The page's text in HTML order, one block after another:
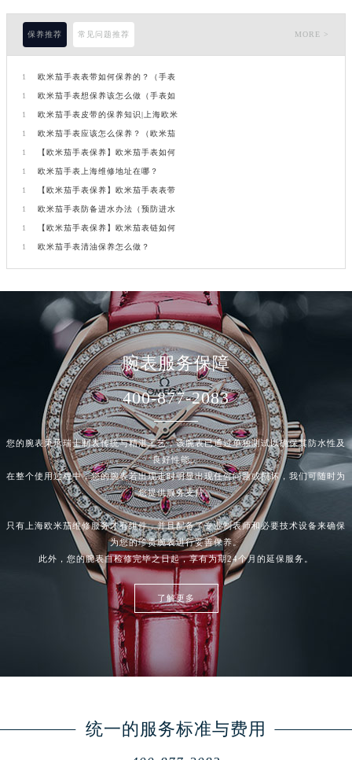
保养推荐 常见问题推荐 MORE >
1 欧米茄手表表带如何保养的？（手表
1 欧米茄手表想保养该怎么做（手表如
1 欧米茄手表皮带的保养知识|上海欧米
1 欧米茄手表应该怎么保养？（欧米茄
1 【欧米茄手表保养】欧米茄手表如何
1 欧米茄手表上海维修地址在哪？
1 【欧米茄手表保养】欧米茄手表表带
1 欧米茄手表防备进水办法（预防进水
1 【欧米茄手表保养】欧米茄表链如何
1 欧米茄手表清油保养怎么做？
腕表服务保障
400-877-2083
您的腕表秉承瑞士制表传统与精湛工艺，该腕表已通过单独测试以确保其防水性及
良好性能。
在整个使用过程中，您的腕表若出现走时明显出现任何问题或损坏，我们可随时为
您提供服务支持。
只有上海欧米茄维修服务才有组件，并且配备了专业制表师和必要技术设备来确保
为您的珍贵腕表进行妥善保养。
此外，您的腕表自检修完毕之日起，享有为期24个月的延保服务。
了解更多
统一的服务标准与费用